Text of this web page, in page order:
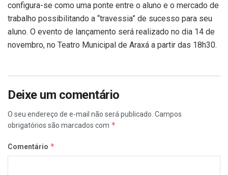
configura-se como uma ponte entre o aluno e o mercado de
trabalho possibilitando a “travessia” de sucesso para seu
aluno. O evento de lançamento será realizado no dia 14 de
novembro, no Teatro Municipal de Araxá a partir das 18h30.
Deixe um comentário
O seu endereço de e-mail não será publicado. Campos
obrigatórios são marcados com *
Comentário *